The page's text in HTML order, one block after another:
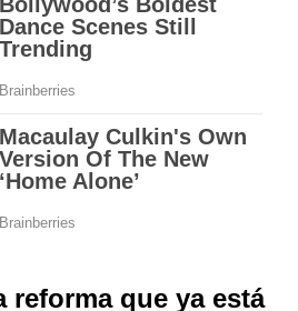
reforma que ya está